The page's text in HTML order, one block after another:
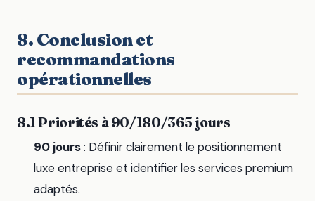
8. Conclusion et
recommandations
opérationnelles
8.1 Priorités à 90/180/365 jours
90 jours: Définir clairement le positionnement
luxe entreprise et identifier les services premium
adaptés.